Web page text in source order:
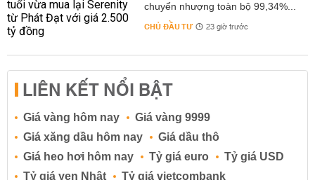
chuyển nhượng toàn bộ 99,34%...
CHỦ ĐẦU TƯ 23 giờ trước
LIÊN KẾT NỔI BẬT
Giá vàng hôm nay
Giá vàng 9999
Giá xăng dầu hôm nay
Giá dầu thô
Giá heo hơi hôm nay
Tỷ giá euro
Tỷ giá USD
Tỷ giá yen Nhật
Tỷ giá vietcombank